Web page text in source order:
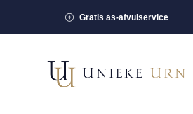
Gratis as-afvulservice